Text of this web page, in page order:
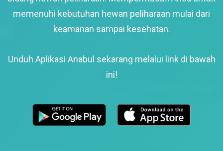
memenuhi kebutuhan hewan peliharaan mulai dari
keamanan sampai kesehatan.
Unduh Aplikasi Anabul sekarang melalui link di bawah
ini!